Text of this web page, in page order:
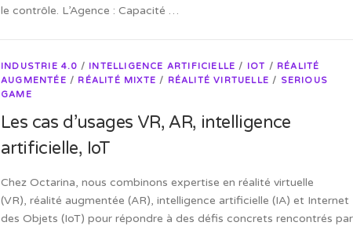
le contrôle. L’Agence : Capacité …
INDUSTRIE 4.0 / INTELLIGENCE ARTIFICIELLE / IOT / RÉALITÉ
AUGMENTÉE / RÉALITÉ MIXTE / RÉALITÉ VIRTUELLE / SERIOUS
GAME
Les cas d’usages VR, AR, intelligence
artificielle, IoT
Chez Octarina, nous combinons expertise en réalité virtuelle
(VR), réalité augmentée (AR), intelligence artificielle (IA) et Internet
des Objets (IoT) pour répondre à des défis concrets rencontrés par